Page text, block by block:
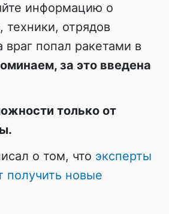
информацию о
техники, отрядов
попал ракетами в
за это введена
только от
о том, что эксперты
получить новые